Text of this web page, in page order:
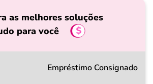
as melhores soluções
para você
Empréstimo Consignado